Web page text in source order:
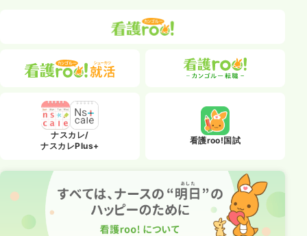
ナスカレ/
ナスカレPlus+
看護roo!国試